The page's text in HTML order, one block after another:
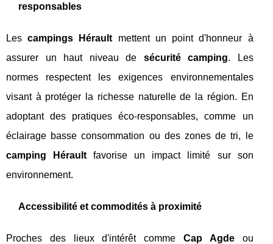
responsables
Lescampings Hérault mettent un point d'honneur à
assurer un haut niveau de sécurité camping. Les
normes respectent les exigences environnementales
visant à protéger la richesse naturelle de la région. En
adoptant des pratiques éco-responsables, comme un
éclairage basse consommation ou des zones de tri, le
camping Hérault favorise un impact limité sur son
environnement.
Accessibilité et commodités à proximité
Proches des lieux d'intérêt comme Cap Agdeou